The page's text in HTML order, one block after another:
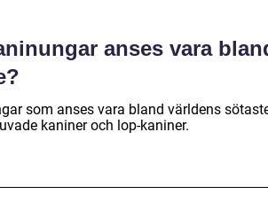
anses vara
som anses vara bland världens
kaniner och lop-kaniner.